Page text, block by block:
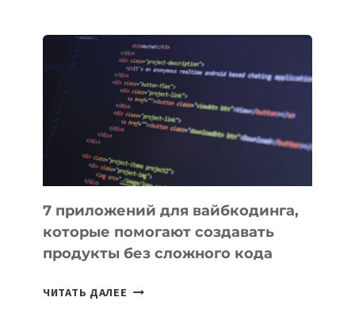
ПОЛЕЗНЫХ
ИНСТРУМЕНТОВ
ДЛЯ
РАБОТЫ
7 приложений для вайбкодинга,
которые помогают создавать
продукты без сложного кода
ЧИТАТЬ ДАЛЕЕ